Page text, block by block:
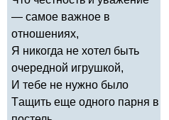
— самое важное в
отношениях,
Я никогда не хотел быть
очередной игрушкой,
И тебе не нужно было
Tащить еще одного парня в